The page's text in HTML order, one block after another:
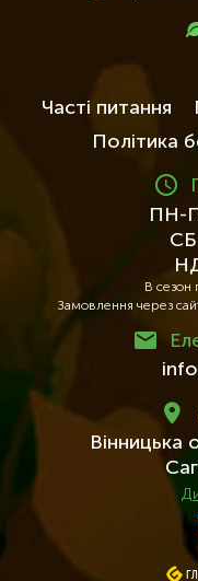
Часті питання
Політика
ПН-
СБ
В сезон
Замовлення через
Вінницька